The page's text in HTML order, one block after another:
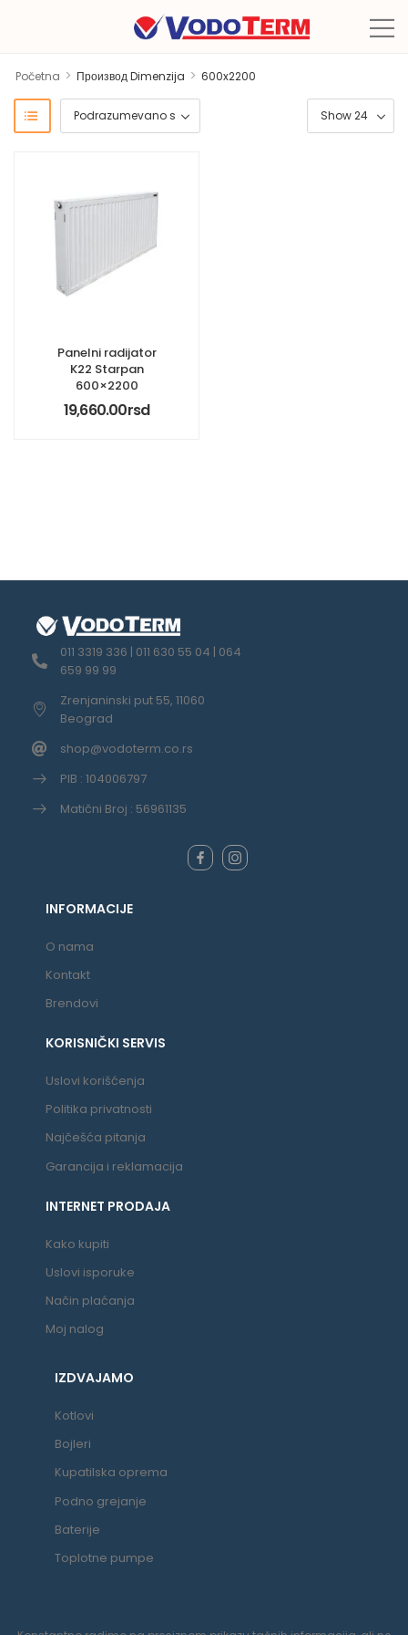
Početna > Производ Dimenzija > 600x2200
Panelni radijator
K22 Starpan
600×2200
19,660.00rsd
011 3319 336 | 011 630 55 04 | 064
659 99 99
Zrenjaninski put 55, 11060
Beograd
shop@vodoterm.co.rs
PIB : 104006797
Matični Broj : 56961135
INFORMACIJE
O nama
Kontakt
Brendovi
KORISNIČKI SERVIS
Uslovi korišćenja
Politika privatnosti
Najčešća pitanja
Garancija i reklamacija
INTERNET PRODAJA
Kako kupiti
Uslovi isporuke
Način plaćanja
Moj nalog
IZDVAJAMO
Kotlovi
Bojleri
Kupatilska oprema
Podno grejanje
Baterije
Toplotne pumpe